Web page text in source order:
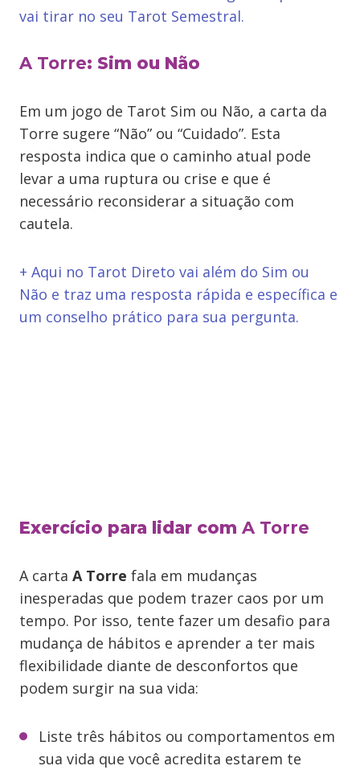
vai tirar no seu Tarot Semestral.
A Torre: Sim ou Não
Em um jogo de Tarot Sim ou Não, a carta da
Torre sugere “Não” ou “Cuidado”. Esta
resposta indica que o caminho atual pode
levar a uma ruptura ou crise e que é
necessário reconsiderar a situação com
cautela.
+ Aqui no Tarot Direto vai além do Sim ou
Não e traz uma resposta rápida e específica e
um conselho prático para sua pergunta.
Exercício para lidar com A Torre
A carta A Torre fala em mudanças
inesperadas que podem trazer caos por um
tempo. Por isso, tente fazer um desafio para
mudança de hábitos e aprender a ter mais
flexibilidade diante de desconfortos que
podem surgir na sua vida:
Liste três hábitos ou comportamentos em
sua vida que você acredita estarem te